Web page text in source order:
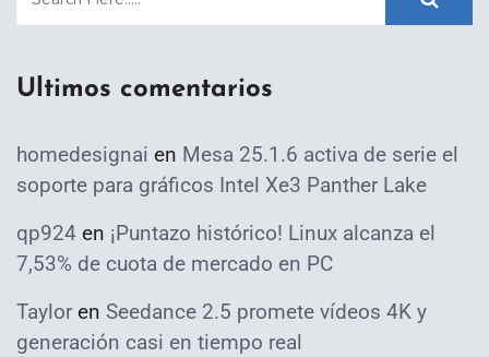
Ultimos comentarios
homedesignai en Mesa 25.1.6 activa de serie el
soporte para gráficos Intel Xe3 Panther Lake
qp924 en ¡Puntazo histórico! Linux alcanza el
7,53% de cuota de mercado en PC
Taylor en Seedance 2.5 promete vídeos 4K y
generación casi en tiempo real